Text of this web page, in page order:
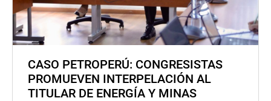
CASO PETROPERÚ: CONGRESISTAS
PROMUEVEN INTERPELACIÓN AL
TITULAR DE ENERGÍA Y MINAS